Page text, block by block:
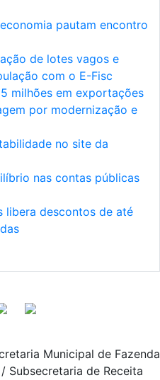
pautam encontro
de lotes vagos e
com o E-Fisc
milhões em exportações
por modernização e
no site da
nas contas públicas
libera descontos de até
Municipal de Fazenda
Subsecretaria de Receita